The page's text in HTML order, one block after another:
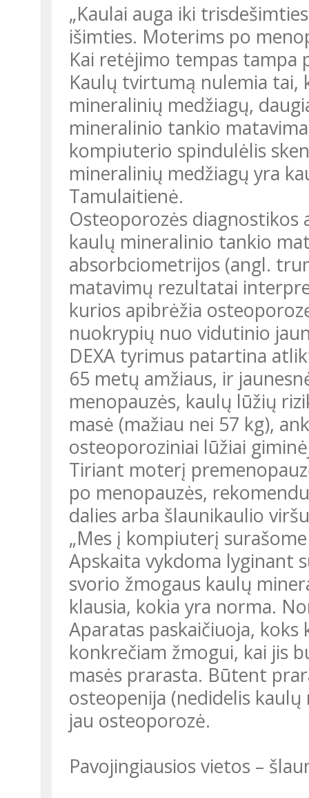
„Kaulai auga iki
išimties. Moterims po
Kai retėjimo tempas tampa
Kaulų tvirtumą nulemia tai,
mineralinių medžiagų,
mineralinio tankio
kompiuterio spindulėlis
mineralinių medžiagų yra
Tamulaitienė.
Osteoporozės
kaulų mineralinio tankio
absorbciometrijos (angl.
matavimų rezultatai
kurios apibrėžia
nuokrypių nuo vidutinio
DEXA tyrimus patartina
65 metų amžiaus, ir
menopauzės, kaulų lūžių
masė (mažiau nei 57 kg),
osteoporoziniai lūžiai
Tiriant moterį
po menopauzės,
dalies arba šlaunikaulio
„Mes į kompiuterį
Apskaita vykdoma lyginant
svorio žmogaus kaulų
klausia, kokia yra norma.
Aparatas paskaičiuoja,
konkrečiam žmogui, kai jis
masės prarasta. Būtent
osteopenija (nedidelis
jau osteoporozė.
Pavojingiausios vietos –